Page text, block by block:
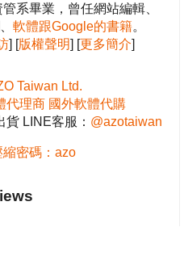
系畢業，曾任網站編輯、
軟體跟Google的書籍。
] [版權聲明] [更多簡介]
Taiwan Ltd.
代理商 國外軟體代購
LINE客服： @azotaiwan
縮密碼：azo